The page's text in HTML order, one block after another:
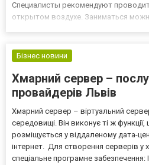
Специалисты рекомендуют
открытом воздухе. Заниматься
необходимым инвента...
Бізнес новини
Хмарний сервер –
провайдерів Львів
Хмарний сервер – віртуальний
середовищі. Він виконує ті ж
розміщується у віддаленому дата-
інтернет. Для створення серверів у
спеціальне програмне забезпечення: